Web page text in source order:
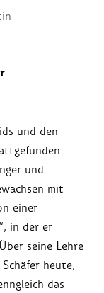
und den
und
mit
einer
in der er
seine Lehre
heute,
das